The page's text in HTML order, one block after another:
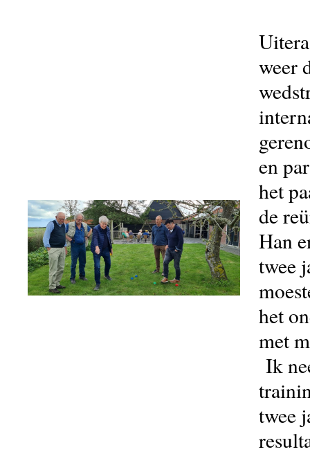
weer
en
het
de
Han
twee
het
met
Ik
twee